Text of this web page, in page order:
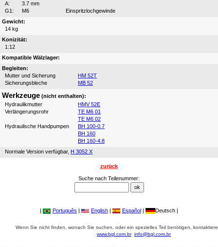
A:
3.7 mm
G1:
M6
Einspritzlochgewinde
Gewicht:
14 kg
Konizität:
1:12
Kompatible Wälzlager:
Begleiten:
Mutter und Sicherung
HM 52T
Sicherungsbleche
MB 52
Werkzeuge (nicht enthalten):
Hydraulikmutter
HMV 52E
Verlängerungsrohr
TE M6 01
TE M6 02
Hydraulische Handpumpen
BH 100-0.7
BH 160
BH 160-4.8
Normale Version verfügbar, H 3052 X
zurück
Suche nach Teilenummer:
| Português | English | Español | Deutsch |
Wenn Sie nicht finden, wonach Sie suchen, oder ein spezielles Teil benötigen,
www.bgl.com.br info@bgl.com.br